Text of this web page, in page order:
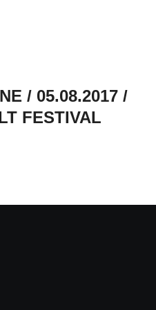
/ 05.08.2017 /
FESTIVAL